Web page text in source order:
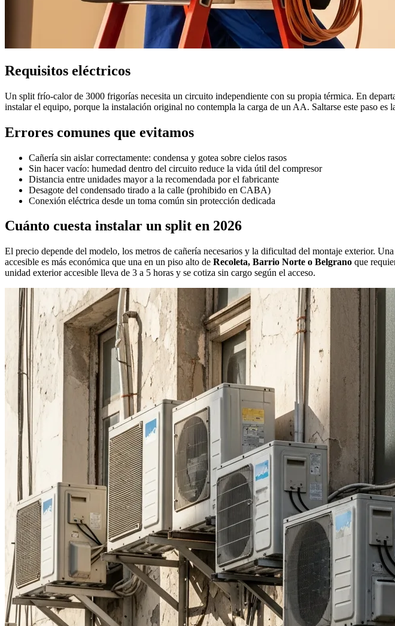
Requisitos eléctricos
Un split frío-calor de 3000 frigorías necesita un circuito independiente con su propia térmica. En
instalar el equipo, porque la instalación original no contempla la carga de un AA. Saltarse este paso es
Errores comunes que evitamos
Cañería sin aislar correctamente: condensa y gotea sobre cielos rasos
Sin hacer vacío: humedad dentro del circuito reduce la vida útil del compresor
Distancia entre unidades mayor a la recomendada por el fabricante
Desagote del condensado tirado a la calle (prohibido en CABA)
Conexión eléctrica desde un toma común sin protección dedicada
Cuánto cuesta instalar un split en 2026
El precio depende del modelo, los metros de cañería necesarios y la dificultad del montaje exterior.
accesible es más económica que una en un piso alto de Recoleta, Barrio Norte o Belgrano que
unidad exterior accesible lleva de 3 a 5 horas y se cotiza sin cargo según el acceso.